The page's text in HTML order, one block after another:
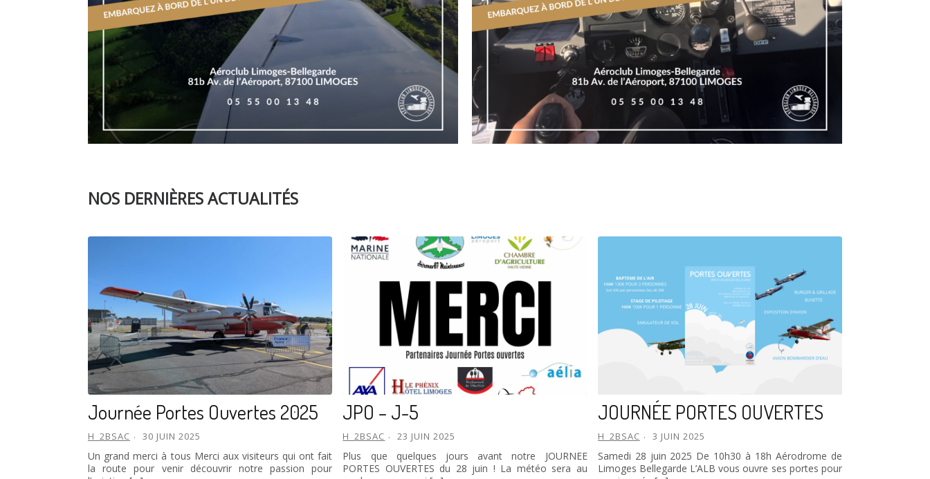
NOS DERNIÈRES ACTUALITÉS
Journée Portes Ouvertes 2025
H_2BSAC 30 JUIN 2025
Un grand merci à tous Merci aux visiteurs qui ont fait
la route pour venir découvrir notre passion pour
JPO – J-5
H_2BSAC 23 JUIN 2025
Plus que quelques jours avant notre JOURNEE
PORTES OUVERTES du 28 juin ! La météo sera au
JOURNÉE PORTES OUVERTES
H_2BSAC 3 JUIN 2025
Samedi 28 juin 2025 De 10h30 à 18h Aérodrome de
Limoges Bellegarde L’ALB vous ouvre ses portes pour